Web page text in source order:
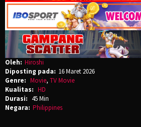
Oleh: Hiroshi
Diposting pada: 16 Maret 2026
Genre: Movie, TV Movie
Kualitas: HD
Durasi: 45 Min
Negara: Philippines